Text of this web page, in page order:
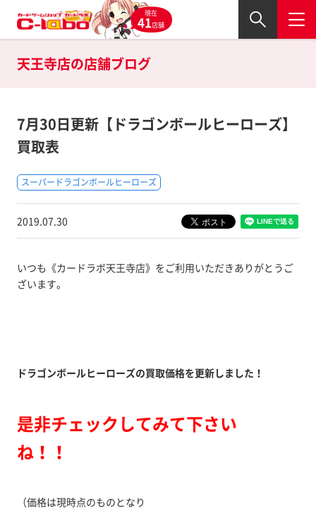
現在
41店舗
天王寺店の店舗ブログ
7月30日更新【ドラゴンボールヒーローズ】
買取表
スーパードラゴンボールヒーローズ
2019.07.30
いつも《カードラボ天王寺店》をご利用いただきありがとうご
ざいます。
ドラゴンボールヒーローズの買取価格を更新しました！
是非チェックしてみて下さい
ね！！
（価格は現時点のものとなり